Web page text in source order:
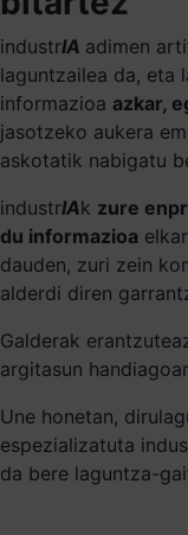
industrIA adimen
laguntzailea da, eta
informazioa azkar,
jasotzeko aukera
askotatik nabigatu
industrIAk zure
du informazioa
dauden, zuri zein
alderdi diren
Galderak
argitasun
Une honetan,
espezializatuta
da bere laguntza-